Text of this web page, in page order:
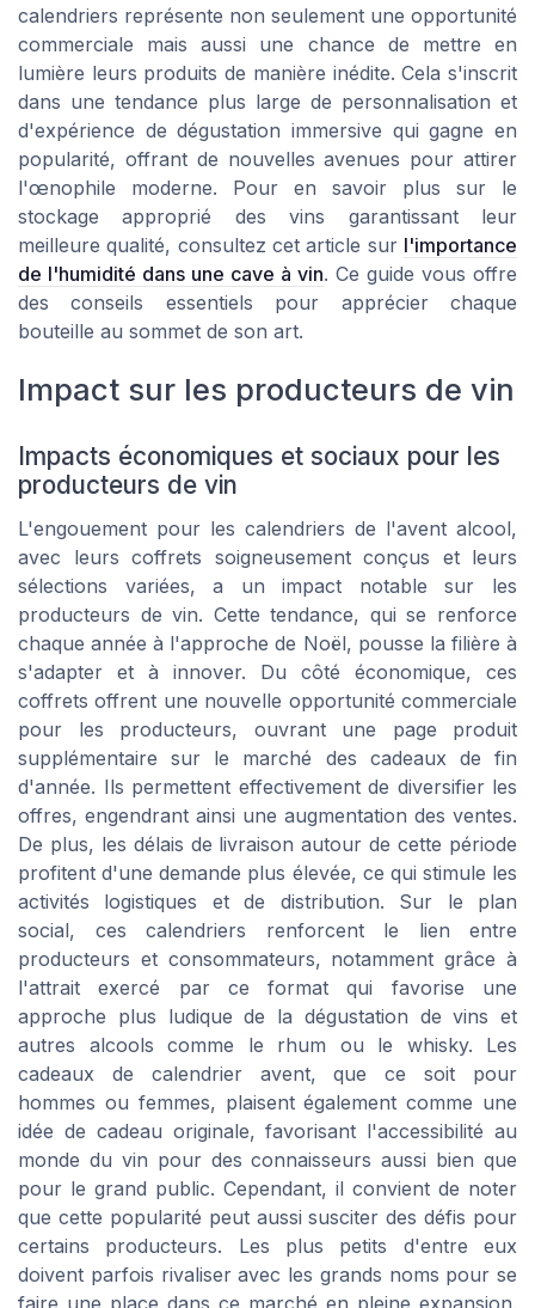
calendriers représente non seulement une opportunité
commerciale mais aussi une chance de mettre en
lumière leurs produits de manière inédite. Cela s'inscrit
dans une tendance plus large de personnalisation et
d'expérience de dégustation immersive qui gagne en
popularité, offrant de nouvelles avenues pour attirer
l'œnophile moderne. Pour en savoir plus sur le
stockage approprié des vins garantissant leur
meilleure qualité, consultez cet article sur l'importance
de l'humidité dans une cave à vin. Ce guide vous offre
des conseils essentiels pour apprécier chaque
bouteille au sommet de son art.
Impact sur les producteurs de vin
Impacts économiques et sociaux pour les
producteurs de vin
L'engouement pour les calendriers de l'avent alcool,
avec leurs coffrets soigneusement conçus et leurs
sélections variées, a un impact notable sur les
producteurs de vin. Cette tendance, qui se renforce
chaque année à l'approche de Noël, pousse la filière à
s'adapter et à innover. Du côté économique, ces
coffrets offrent une nouvelle opportunité commerciale
pour les producteurs, ouvrant une page produit
supplémentaire sur le marché des cadeaux de fin
d'année. Ils permettent effectivement de diversifier les
offres, engendrant ainsi une augmentation des ventes.
De plus, les délais de livraison autour de cette période
profitent d'une demande plus élevée, ce qui stimule les
activités logistiques et de distribution. Sur le plan
social, ces calendriers renforcent le lien entre
producteurs et consommateurs, notamment grâce à
l'attrait exercé par ce format qui favorise une
approche plus ludique de la dégustation de vins et
autres alcools comme le rhum ou le whisky. Les
cadeaux de calendrier avent, que ce soit pour
hommes ou femmes, plaisent également comme une
idée de cadeau originale, favorisant l'accessibilité au
monde du vin pour des connaisseurs aussi bien que
pour le grand public. Cependant, il convient de noter
que cette popularité peut aussi susciter des défis pour
certains producteurs. Les plus petits d'entre eux
doivent parfois rivaliser avec les grands noms pour se